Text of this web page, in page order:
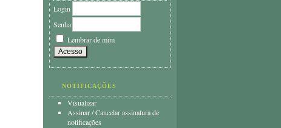
Login
Senha
Lembrar de mim
NOTIFICAÇÕES
Visualizar
Assinar/Cancelar assinatura de
notificações